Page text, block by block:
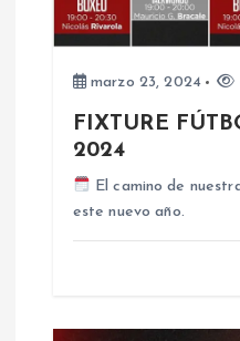
n
a
marzo 23, 2024
FIXTURE
2024
El camino de
este nuevo año.